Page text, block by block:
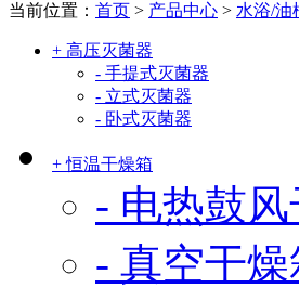
当前位置： 首页 > 产品中心 > 水浴/油
+ 高压灭菌器
- 手提式灭菌器
- 立式灭菌器
- 卧式灭菌器
+ 恒温干燥箱
- 电热鼓
- 真空干燥